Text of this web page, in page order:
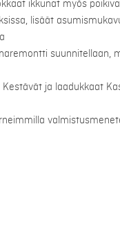
ikkunat myös
lisäät
suunnitellaan,
ja laadukkaat